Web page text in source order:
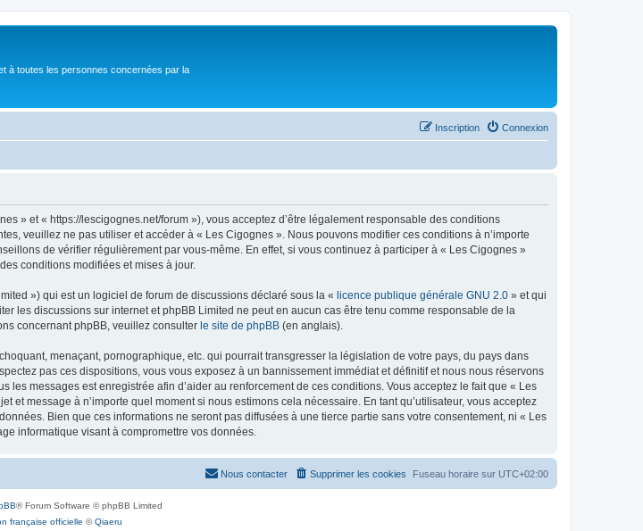
à toutes les personnes concernées par la
Connexion
Inscription
» et « https://lescigognes.net/forum »), vous acceptez d’être légalement responsable des conditions
veuillez ne pas utiliser et accéder à « Les Cigognes ». Nous pouvons modifier ces conditions à n’importe
de vérifier régulièrement par vous-même. En effet, si vous continuez à participer à « Les Cigognes »
conditions modifiées et mises à jour.
») qui est un logiciel de forum de discussions déclaré sous la « licence publique générale GNU 2.0 » et qui
les discussions sur internet et phpBB Limited ne peut en aucun cas être tenu comme responsable de la
concernant phpBB, veuillez consulter le site de phpBB (en anglais).
menaçant, pornographique, etc. qui pourrait transgresser la législation de votre pays, du pays dans
pas ces dispositions, vous vous exposez à un bannissement immédiat et définitif et nous nous réservons
les messages est enregistrée afin d’aider au renforcement de ces conditions. Vous acceptez le fait que « Les
message à n’importe quel moment si nous estimons cela nécessaire. En tant qu’utilisateur, vous acceptez
Bien que ces informations ne seront pas diffusées à une tierce partie sans votre consentement, ni « Les
informatique visant à compromettre vos données.
Fuseau horaire sur UTC+02:00
Supprimer les cookies
Nous contacter
® Forum Software © phpBB Limited
française officielle ©Qiaeru